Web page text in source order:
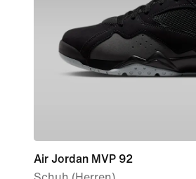
Air Jordan MVP 92